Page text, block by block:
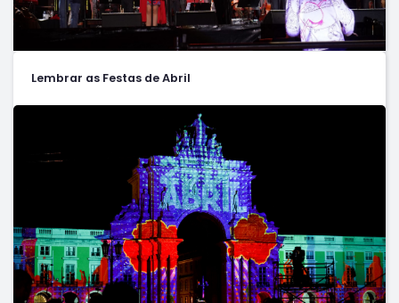
Lembrar as Festas de Abril